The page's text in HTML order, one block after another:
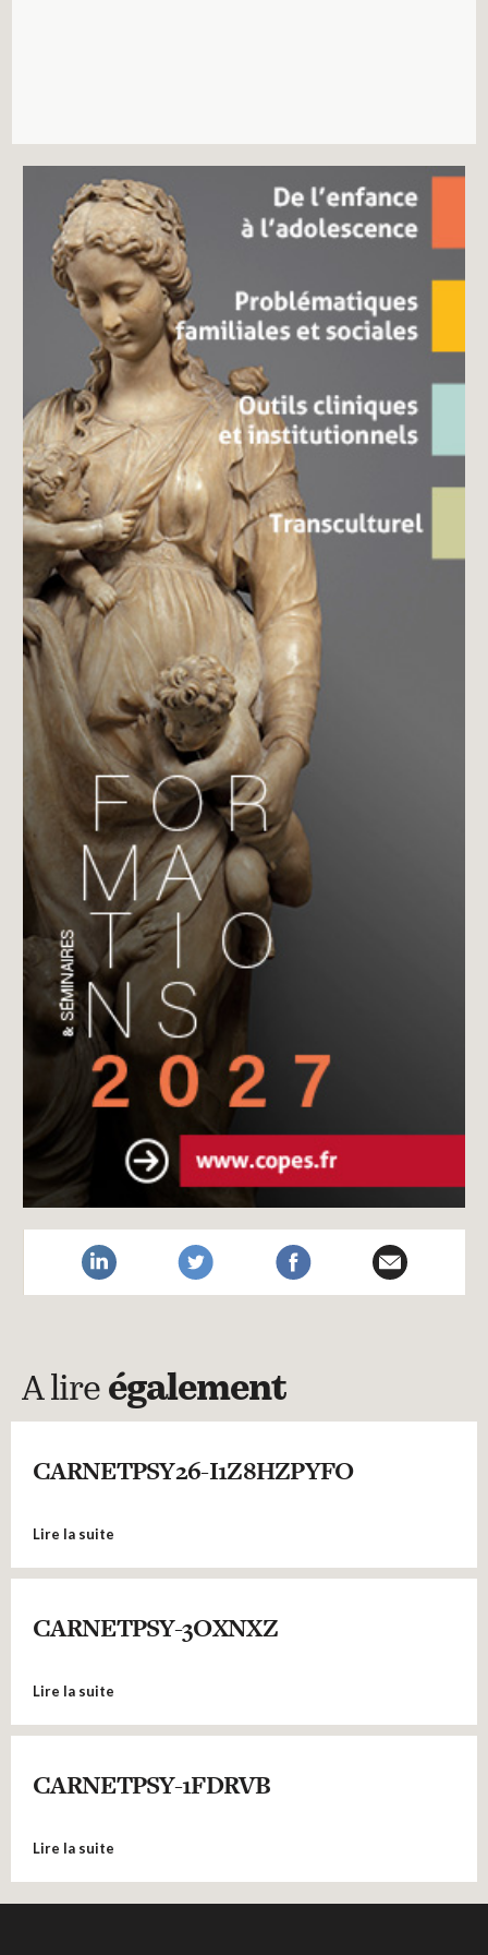
Colloque
Mon panier
Mon compte
A lire également
CARNETPSY26-I1Z8HZPYFO
Lire la suite
CARNETPSY-3OXNXZ
Lire la suite
CARNETPSY-1FDRVB
Lire la suite